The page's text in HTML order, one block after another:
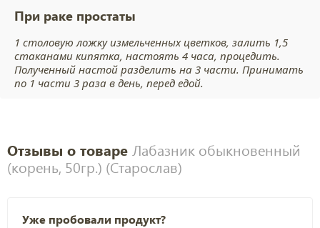
При раке простаты
1 столовую ложку измельченных цветков, залить 1,5
стаканами кипятка, настоять 4 часа, процедить.
Полученный настой разделить на 3 части. Принимать
по 1 части 3 раза в день, перед едой.
Отзывы о товаре Лабазник обыкновенный
(корень, 50гр.) (Старослав)
Уже пробовали продукт?